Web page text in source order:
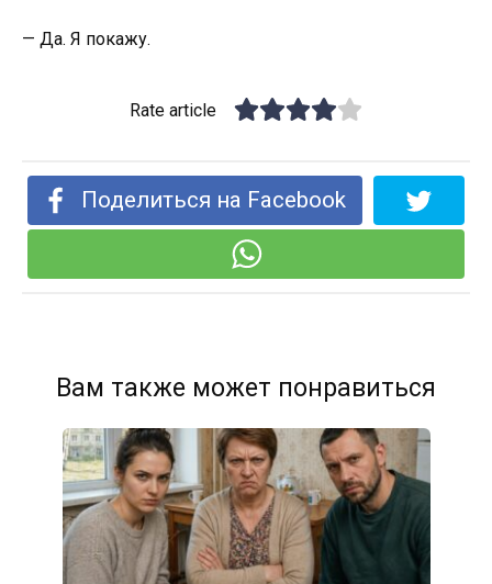
— Да. Я покажу.
Rate article
Поделиться на Facebook
Вам также может понравиться